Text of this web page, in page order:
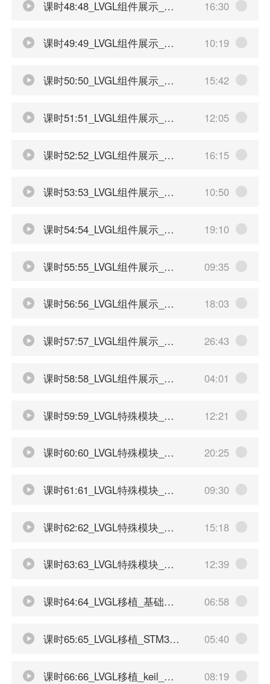
课时48:48_LVGL组件展示_开关和弧形滑块 16:30
课时49:49_LVGL组件展示_消息框 10:19
课时50:50_LVGL组件展示_下拉菜单和图片按钮 15:42
课时51:51_LVGL组件展示_复选框和滚动条 12:05
课时52:52_LVGL组件展示_旋转框 16:15
课时53:53_LVGL组件展示_列表和菜单 10:50
课时54:54_LVGL组件展示_拼音输入法 19:10
课时55:55_LVGL组件展示_修改拼音输入法的字典 09:35
课时56:56_LVGL组件展示_添加新字体 18:03
课时57:57_LVGL组件展示_展示图片和动图 26:43
课时58:58_LVGL组件展示_动画图像和3D纹理 04:01
课时59:59_LVGL特殊模块_观察者模式 12:21
课时60:60_LVGL特殊模块_观察者模式基础展示 20:25
课时61:61_LVGL特殊模块_完善观察者模式 09:30
课时62:62_LVGL特殊模块_翻译功能基础流程 15:18
课时63:63_LVGL特殊模块_实现动态翻译语言 12:39
课时64:64_LVGL移植_基础流程介绍 06:58
课时65:65_LVGL移植_STM32开发软件选择 05:40
课时66:66_LVGL移植_keil_mdk安装 08:19